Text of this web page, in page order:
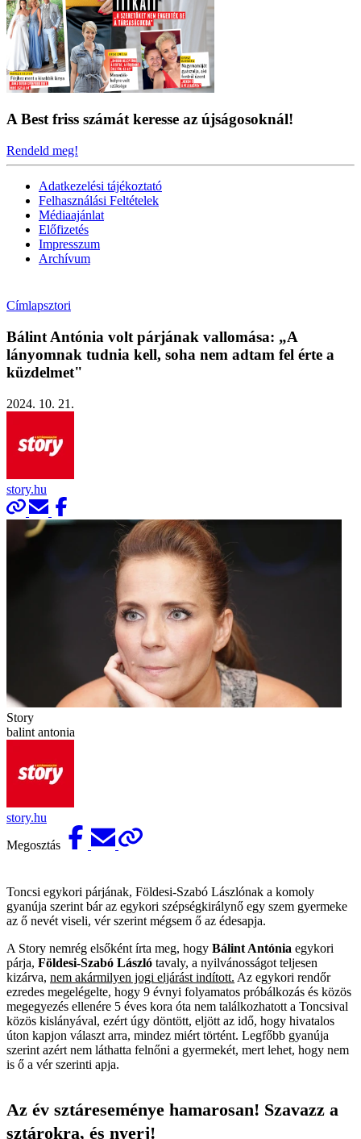
A Best friss számát keresse az újságosoknál!
Rendeld meg!
Adatkezelési tájékoztató
Felhasználási Feltételek
Médiaajánlat
Előfizetés
Impresszum
Archívum
Címlapsztori
Bálint Antónia volt párjának vallomása: „A
lányomnak tudnia kell, soha nem adtam fel érte a
küzdelmet"
2024. 10. 21.
story.hu
Story
balint antonia
story.hu
Megosztás
Toncsi egykori párjának, Földesi-Szabó Lászlónak a komoly
gyanúja szerint bár az egykori szépségkirálynő egy szem gyermeke
az ő nevét viseli, vér szerint mégsem ő az édesapja.
A Story nemrég elsőként írta meg, hogy Bálint Antónia egykori
párja, Földesi-Szabó László tavaly, a nyilvánosságot teljesen
kizárva, nem akármilyen jogi eljárást indított. Az egykori rendőr
ezredes megelégelte, hogy 9 évnyi folyamatos próbálkozás és közös
megegyezés ellenére 5 éves kora óta nem találkozhatott a Toncsival
közös kislányával, ezért úgy döntött, eljött az idő, hogy hivatalos
úton kapjon választ arra, mindez miért történt. Legfőbb gyanúja
szerint azért nem láthatta felnőni a gyermekét, mert lehet, hogy nem
is ő a vér szerinti apja.
Az év sztáreseménye hamarosan! Szavazz a
sztárokra, és nyerj!